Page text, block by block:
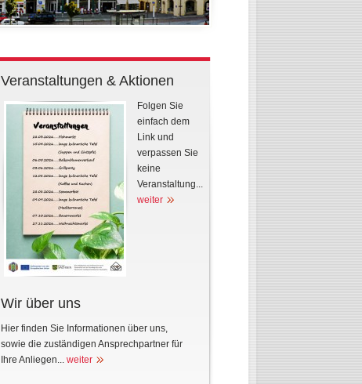
Veranstaltungen & Aktionen
Folgen Sie
einfach dem
Link und
verpassen Sie
keine
Veranstaltung...
weiter
Wir über uns
Hier finden Sie Informationen über uns,
sowie die zuständigen Ansprechpartner für
Ihre Anliegen... weiter